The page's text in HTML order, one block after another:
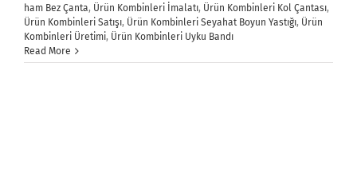
ham Bez Çanta, Ürün Kombinleri İmalatı, Ürün Kombinleri Kol Çantası,
Ürün Kombinleri Satışı, Ürün Kombinleri Seyahat Boyun Yastığı, Ürün
Kombinleri Üretimi, Ürün Kombinleri Uyku Bandı
Read More